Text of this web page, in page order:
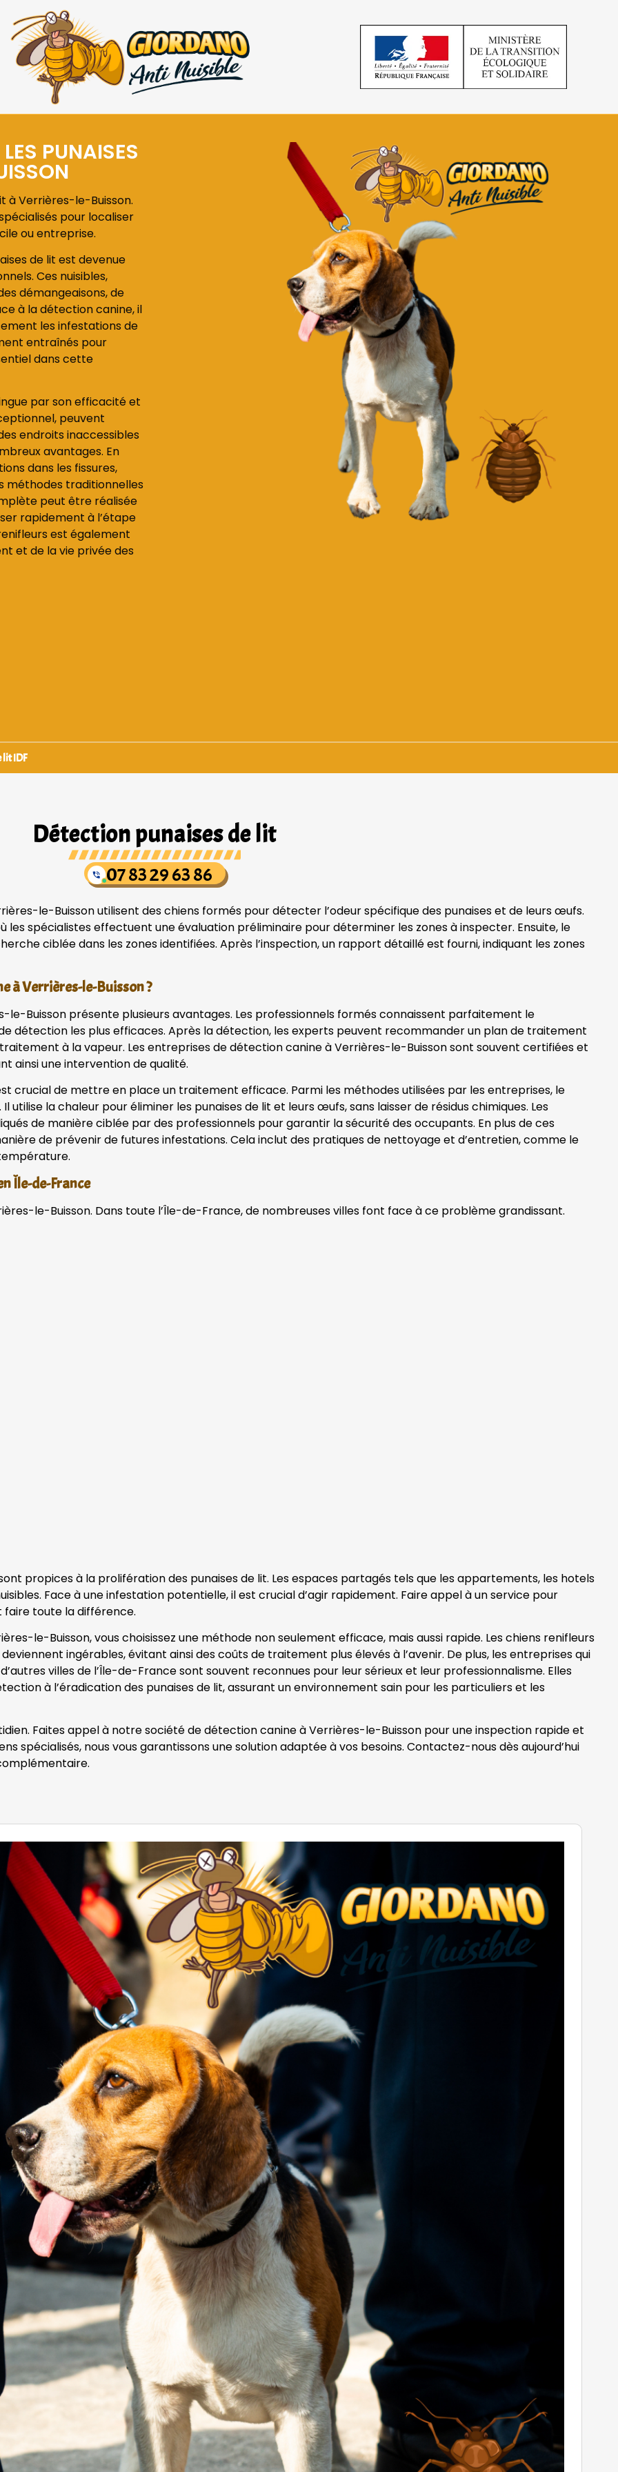
PUNAISES
à Verrières-le-Buisson.
pour localiser
ou entreprise.
de lit est devenue
Ces nuisibles,
démangeaisons, de
à la détection canine, il
les infestations de
entraînés pour
dans cette
par son efficacité et
peuvent
endroits inaccessibles
avantages. En
dans les fissures,
méthodes traditionnelles
peut être réalisée
rapidement à l’étape
est également
et de la vie privée des
IDF
Détection punaises de lit
07 83 29 63 86
le-Buisson utilisent des chiens formés pour détecter l’odeur spécifique des punaises et de leurs œufs.
les spécialistes effectuent une évaluation préliminaire pour déterminer les zones à inspecter. Ensuite, le
ciblée dans les zones identifiées. Après l’inspection, un rapport détaillé est fourni, indiquant les zones
à Verrières-le-Buisson ?
le-Buisson présente plusieurs avantages. Les professionnels formés connaissent parfaitement le
détection les plus efficaces. Après la détection, les experts peuvent recommander un plan de traitement
à la vapeur. Les entreprises de détection canine à Verrières-le-Buisson sont souvent certifiées et
ainsi une intervention de qualité.
crucial de mettre en place un traitement efficace. Parmi les méthodes utilisées par les entreprises, le
la chaleur pour éliminer les punaises de lit et leurs œufs, sans laisser de résidus chimiques. Les
de manière ciblée par des professionnels pour garantir la sécurité des occupants. En plus de ces
de prévenir de futures infestations. Cela inclut des pratiques de nettoyage et d’entretien, comme le
Île-de-France
le-Buisson. Dans toute l’Île-de-France, de nombreuses villes font face à ce problème grandissant.
propices à la prolifération des punaises de lit. Les espaces partagés tels que les appartements, les hotels
Face à une infestation potentielle, il est crucial d’agir rapidement. Faire appel à un service pour
faire toute la différence.
le-Buisson, vous choisissez une méthode non seulement efficace, mais aussi rapide. Les chiens renifleurs
ingérables, évitant ainsi des coûts de traitement plus élevés à l’avenir. De plus, les entreprises qui
villes de l’Île-de-France sont souvent reconnues pour leur sérieux et leur professionnalisme. Elles
à l’éradication des punaises de lit, assurant un environnement sain pour les particuliers et les
Faites appel à notre société de détection canine à Verrières-le-Buisson pour une inspection rapide et
spécialisés, nous vous garantissons une solution adaptée à vos besoins. Contactez-nous dès aujourd’hui